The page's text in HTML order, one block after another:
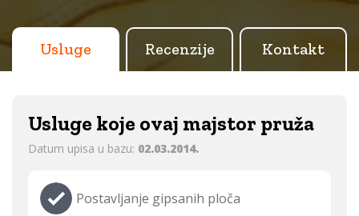
Usluge Recenzije Kontakt
Usluge koje ovaj majstor pruža
Datum upisa u bazu: 02.03.2014.
Postavljanje gipsanih ploča